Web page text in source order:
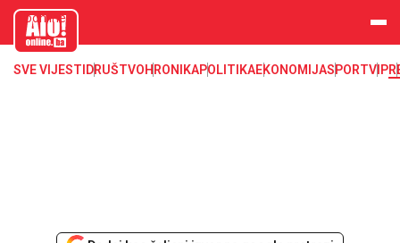
aloonline.b
SVE VIJESTI DRUŠTVOHRONIKAPOLITIKAEKONOMIJASPORTVIP